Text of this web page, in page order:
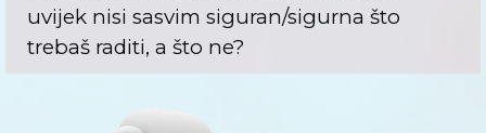
uvijek nisi sasvim siguran/sigurna što
trebaš raditi, a što ne?